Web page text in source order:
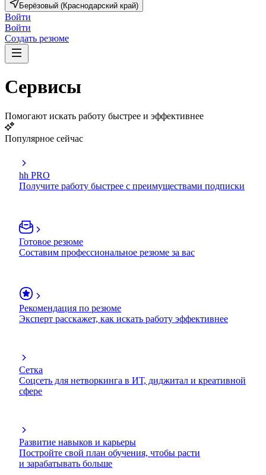
Берёзовый (Краснодарский край)
Войти
Войти
Создать резюме
Сервисы
Помогают искать работу быстрее и эффективнее
Популярное сейчас
hh PRO
Получите работу быстрее с преимуществами подписки
Готовое резюме
Составим профессиональное резюме за вас
Рекомендация по резюме
Эксперт расскажет, как искать работу эффективнее
Сетка
Соцсеть для нетворкинга в ИТ, диджитал и креативной
сфере
Развитие навыков и карьеры
Постройте свой план обучения, чтобы расти
и зарабатывать больше